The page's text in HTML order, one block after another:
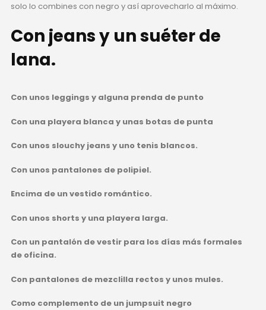
solo lo combines con negro y así aprovecharlo al máximo.
Con jeans y un suéter de
lana.
Con unos leggings y alguna prenda de punto
Con una playera blanca y unas botas de punta
Con unos slouchy jeans y uno tenis blancos.
Con unos pantalones de polipiel.
Encima de un vestido romántico.
Con unos shorts y una playera larga.
Con un pantalón de vestir para los días más formales
de oficina.
Con pantalones de mezclilla rectos y unos mules.
Como complemento de un jumpsuit negro